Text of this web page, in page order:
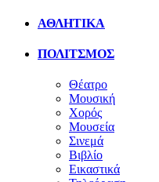
ΑΘΛΗΤΙΚΑ
ΠΟΛΙΤΣΜΟΣ
Θέατρο
Μουσική
Χορός
Μουσεία
Σινεμά
Βιβλίο
Εικαστικά